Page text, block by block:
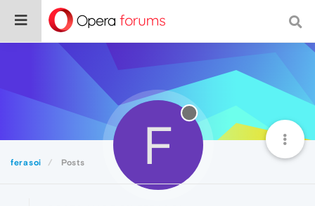
ferasoi Posts F